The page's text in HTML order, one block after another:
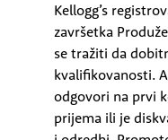
Kellogg’s
završetka
se tražiti da
kvalifikovanosti.
odgovori na prvi
prijema ili je